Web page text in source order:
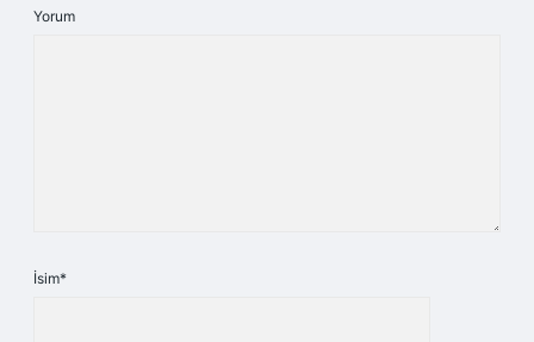
Yorum
İsim*